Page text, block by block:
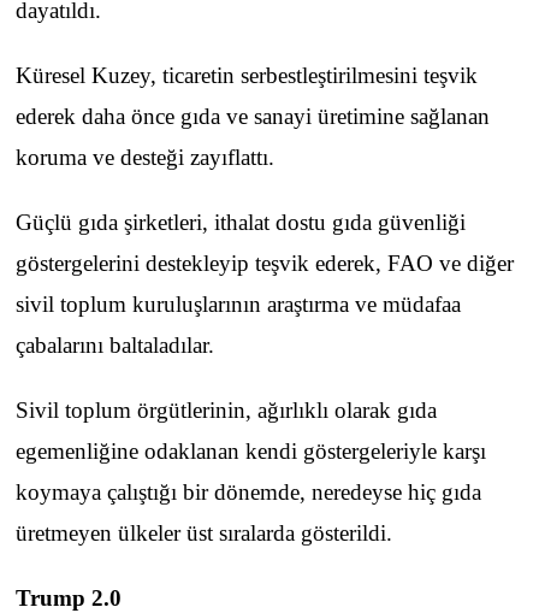
dayatıldı.
Küresel Kuzey, ticaretin serbestleştirilmesini teşvik
ederek daha önce gıda ve sanayi üretimine sağlanan
koruma ve desteği zayıflattı.
Güçlü gıda şirketleri, ithalat dostu gıda güvenliği
göstergelerini destekleyip teşvik ederek, FAO ve diğer
sivil toplum kuruluşlarının araştırma ve müdafaa
çabalarını baltaladılar.
Sivil toplum örgütlerinin, ağırlıklı olarak gıda
egemenliğine odaklanan kendi göstergeleriyle karşı
koymaya çalıştığı bir dönemde, neredeyse hiç gıda
üretmeyen ülkeler üst sıralarda gösterildi.
Trump 2.0